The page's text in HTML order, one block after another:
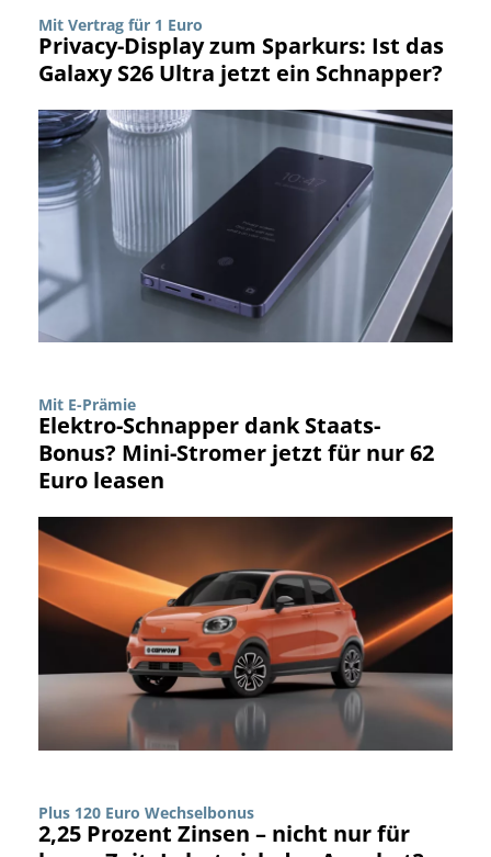
Mit Vertrag für 1 Euro
Privacy-Display zum Sparkurs: Ist das
Galaxy S26 Ultra jetzt ein Schnapper?
Mit E-Prämie
Elektro-Schnapper dank Staats-
Bonus? Mini-Stromer jetzt für nur 62
Euro leasen
Plus 120 Euro Wechselbonus
2,25 Prozent Zinsen – nicht nur für